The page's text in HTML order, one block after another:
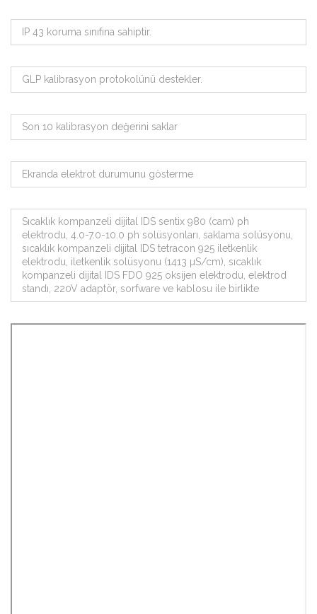
IP 43 koruma sınıfına sahiptir.
GLP kalibrasyon protokolünü destekler.
Son 10 kalibrasyon değerini saklar
Ekranda elektrot durumunu gösterme
Sıcaklık kompanzeli dijital IDS sentix 980 (cam) ph
elektrodu, 4.0-7.0-10.0 ph solüsyonları, saklama solüsyonu,
sıcaklık kompanzeli dijital IDS tetracon 925 iletkenlik
elektrodu, iletkenlik solüsyonu (1413 µS/cm), sıcaklık
kompanzeli dijital IDS FDO 925 oksijen elektrodu, elektrod
standı, 220V adaptör, sorfware ve kablosu ile birlikte